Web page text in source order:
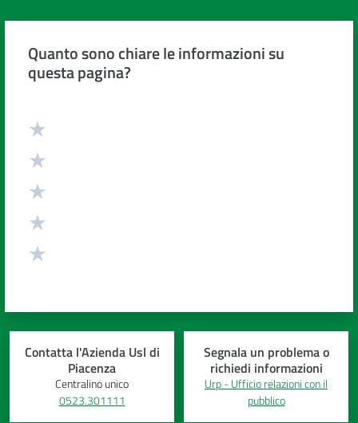
Quanto sono chiare le informazioni su
questa pagina?
Contatta l'Azienda Usl di
Piacenza
Centralino unico
0523.301111
Segnala un problema o
richiedi informazioni
Urp - Ufficio relazioni con il
pubblico